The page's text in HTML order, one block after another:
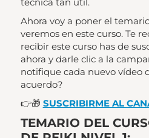
técnica tan útil.
Ahora voy a poner el
veremos en este curso. Te
recibir este curso has de
ahora y darle clic a la
notifique cada nuevo vídeo
acuerdo?
👉🎁 SUSCRIBIRME AL
TEMARIO DEL